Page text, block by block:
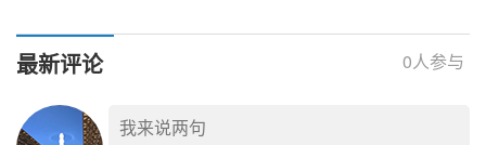
阶段
最新评论 0人参与